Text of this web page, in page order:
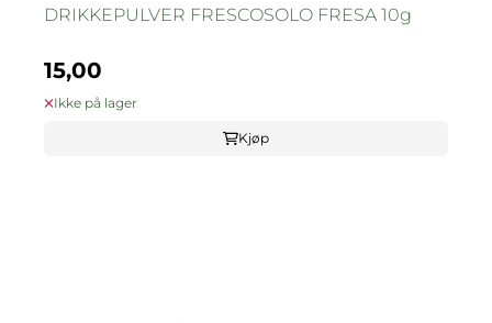
DRIKKEPULVER FRESCOSOLO FRESA 10g
15,00
Ikke på lager
Kjøp